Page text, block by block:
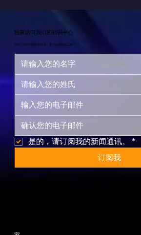
独家访问我们的知识中心
立即订阅并开始您更幸福、更充实的生活之旅！
是的，请订阅我的新闻通讯。
*
订阅我